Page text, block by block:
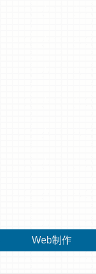
Web制作